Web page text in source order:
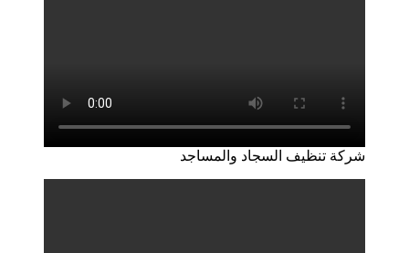
شركة تنظيف السجاد والمساجد